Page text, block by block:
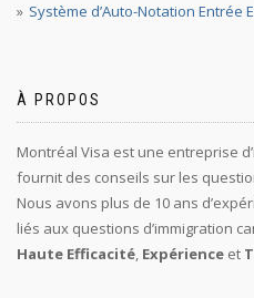
Système d’Auto-Notation Entrée
À PROPOS
Montréal Visa est une entreprise
fournit des conseils sur les
Nous avons plus de 10 ans
liés aux questions d’immigration
Haute Efficacité, Expérience et